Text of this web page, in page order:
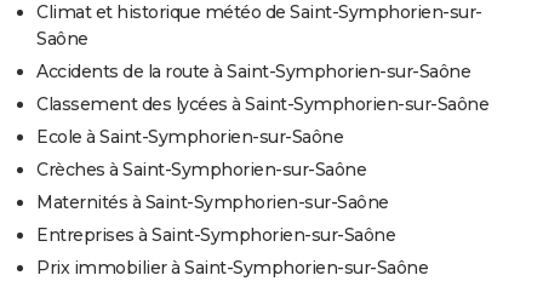
Climat et historique météo de Saint-Symphorien-sur-
Saône
Accidents de la route à Saint-Symphorien-sur-Saône
Classement des lycées à Saint-Symphorien-sur-Saône
Ecole à Saint-Symphorien-sur-Saône
Crèches à Saint-Symphorien-sur-Saône
Maternités à Saint-Symphorien-sur-Saône
Entreprises à Saint-Symphorien-sur-Saône
Prix immobilier à Saint-Symphorien-sur-Saône